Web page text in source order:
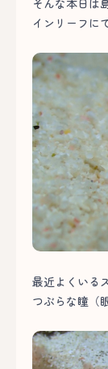
そんな本日は
インリーフに
最近よくいる
つぶらな瞳（